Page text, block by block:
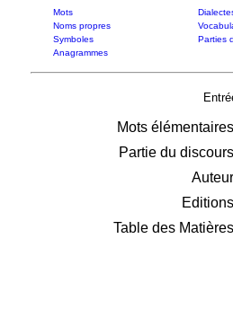
Mots
Noms propres
Symboles
Parties
Anagrammes
Mots élémentaires
Partie du discours
Auteur
Editions
Table des Matières